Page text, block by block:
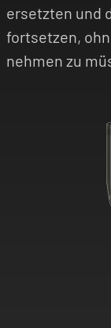
ersetzten und
fortsetzen,
nehmen zu